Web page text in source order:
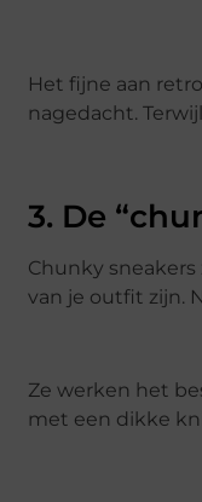
Het fijne aan
nagedacht.
3. De
Chunky
van je outfit zijn.
Ze werken het
met een dikke